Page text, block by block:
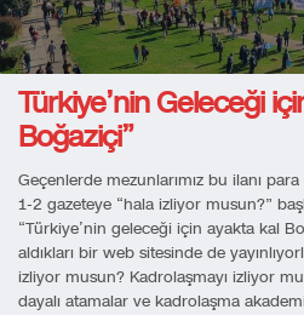
Türkiye’nin Geleceği
Boğaziçi”
Geçenlerde mezunlarımız bu ilanı para
1-2 gazeteye “hala izliyor musun?”
“Türkiye’nin geleceği için ayakta kal
aldıkları bir web sitesinde de
izliyor musun? Kadrolaşmayı izliyor
dayalı atamalar ve kadrolaşma